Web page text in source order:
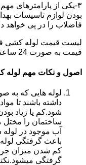
۳-یکی از پارامترهای
بودن لوازم تاسیسات
فاضلاب را در پی خواهد
لیست قیمت لوله کشی
قیمت به صورت 24 ساعته توسط متخصصین
اصول و نکات مهم
لوله هایی که به
داشته باشند تا
شود.کم یا زیاد
ساختمان را مختل
آب موجود در لوله
باعث گرفتگی
کم شدن میزان